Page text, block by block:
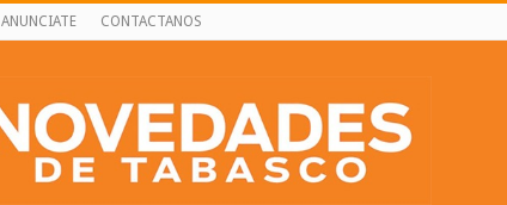
ANUNCIATE CONTACTANOS